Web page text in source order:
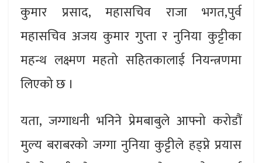
कुमार प्रसाद, महासचिव राजा भगत,पुर्व
महासचिव अजय कुमार गुप्ता र नुनिया कुट्टीका
महन्थ लक्ष्मण महतो सहितकालाई नियन्त्रणमा
लिएको छ ।
यता, जग्गाधनी भनिने प्रेमबाबुले आफ्नो करोडौं
मुल्य बराबरको जग्गा नुनिया कुट्टीले हड्प्ने प्रयास